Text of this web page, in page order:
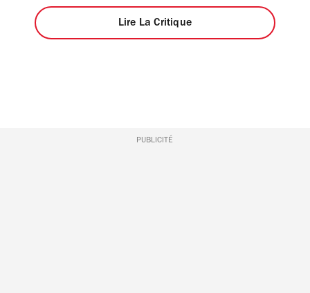
Lire La Critique
PUBLICITÉ